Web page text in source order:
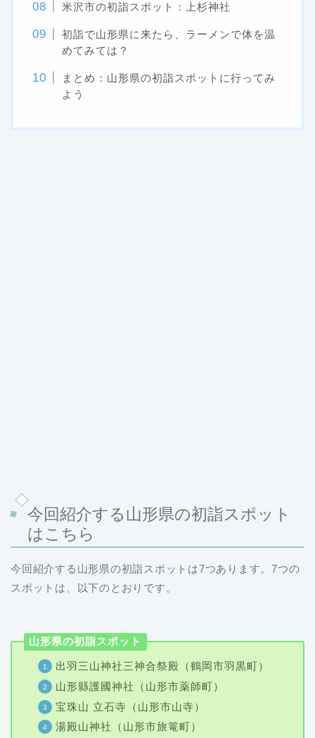
米沢市の初詣スポット：上杉神社
初詣で山形県に来たら、ラーメンで体を温
めてみては？
まとめ：山形県の初詣スポットに行ってみ
よう
今回紹介する山形県の初詣スポット
はこちら
今回紹介する山形県の初詣スポットは7つあります。7つの
スポットは、以下のとおりです。
山形県の初詣スポット
出羽三山神社三神合祭殿（鶴岡市羽黒町）
山形縣護國神社（山形市薬師町）
宝珠山 立石寺（山形市山寺）
湯殿山神社（山形市旅篭町）